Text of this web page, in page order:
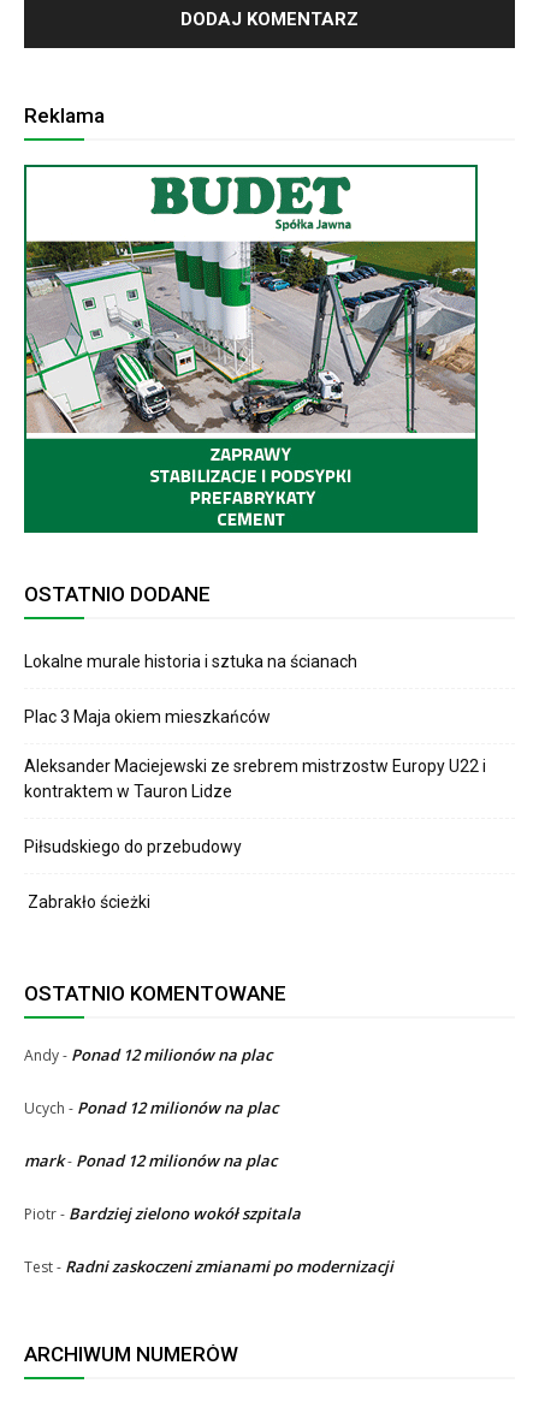
Reklama
OSTATNIO DODANE
Lokalne murale historia i sztuka na ścianach
Plac 3 Maja okiem mieszkańców
Aleksander Maciejewski ze srebrem mistrzostw Europy U22 i
kontraktem w Tauron Lidze
Piłsudskiego do przebudowy
Zabrakło ścieżki
OSTATNIO KOMENTOWANE
Andy- Ponad 12 milionów na plac
Ucych - Ponad 12 milionów na plac
mark- Ponad 12 milionów na plac
Piotr- Bardziej zielono wokół szpitala
Test- Radni zaskoczeni zmianami po modernizacji
ARCHIWUM NUMERÓW